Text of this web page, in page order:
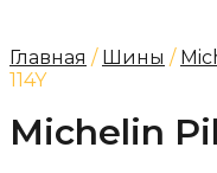
Главная / Шины /
114Y
Michelin